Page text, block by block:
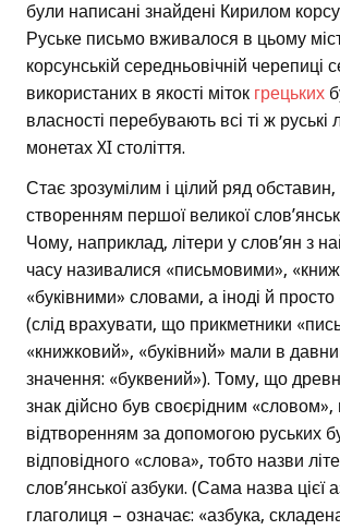
були написані знайдені Кирилом
Руське письмо вживалося в цьому
корсунській середньовічній черепиці
використаних в якості міток грецьких
власності перебувають всі ті ж руські
монетах XI століття.
Стає зрозумілим і цілий ряд обставин,
створенням першої великої
Чому, наприклад, літери у слов’ян з
часу називалися «письмовими»,
«буківними» словами, а іноді й
(слід врахувати, що прикметники
«книжковий», «буківний» мали в
значення: «буквений»). Тому, що
знак дійсно був своєрідним «словом»,
відтворенням за допомогою руських
відповідного «слова», тобто назви
слов’янської азбуки. (Сама назва цієї
глаголиця – означає: «азбука,